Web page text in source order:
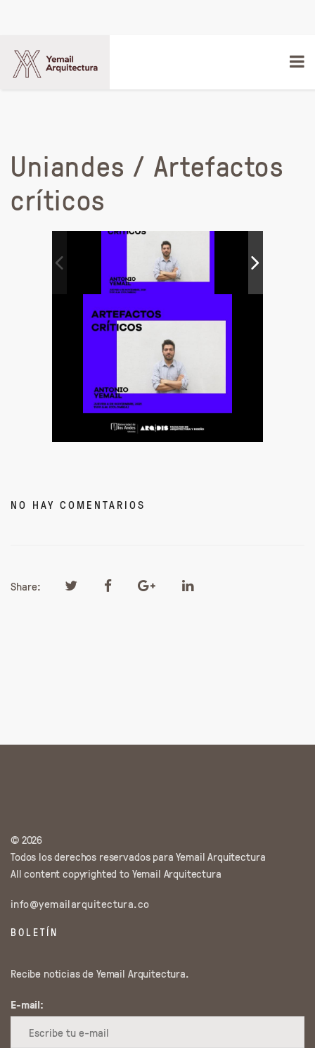
Uniandes / Artefactos
críticos
NO HAY COMENTARIOS
Share:
© 2026
Todos los derechos reservados para Yemail Arquitectura
All content copyrighted to Yemail Arquitectura
info@yemailarquitectura.co
BOLETÍN
Recibe noticias de Yemail Arquitectura.
E-mail: